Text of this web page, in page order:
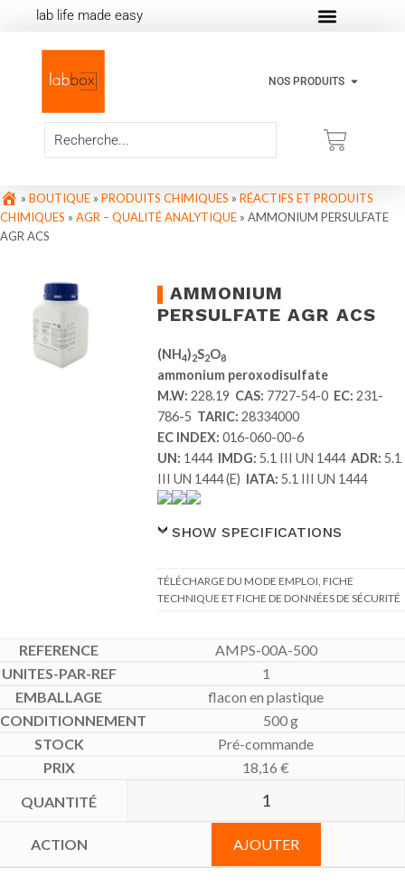
lab life made easy
NOS PRODUITS
» BOUTIQUE » PRODUITS CHIMIQUES » RÉACTIFS ET PRODUITS
CHIMIQUES » AGR – QUALITÉ ANALYTIQUE » AMMONIUM PERSULFATE
AGR ACS
AMMONIUM
PERSULFATE AGR ACS
(NH4)2S2O8
ammonium peroxodisulfate
M.W:228.19 CAS: 7727-54-0 EC:231-
786-5 TARIC:28334000
EC INDEX:016-060-00-6
UN: 1444 IMDG:5.1 III UN 1444ADR:5.1
III UN 1444 (E)
IATA:5.1 III UN 1444
SHOW SPECIFICATIONS
TÉLÉCHARGE DU MODE EMPLOI, FICHE
TECHNIQUE ET FICHE DE DONNÉES DE SÉCURITÉ
AMPS-00A-500
1
flacon en plastique
500 g
Pré-commande
18,16 €
AJOUTER